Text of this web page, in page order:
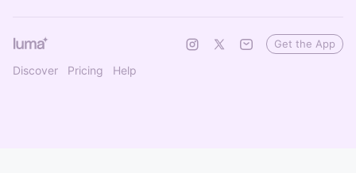
Discover Pricing Help
Get the App